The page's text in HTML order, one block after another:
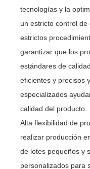
tecnologías y la
un estricto control
estrictos
garantizar que los
estándares de
eficientes y precisos
especializados
calidad del producto.
Alta flexibilidad de
realizar producción
de lotes pequeños y
personalizados para